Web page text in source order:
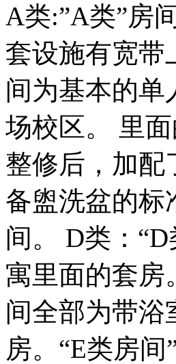
A类:”A类”房
套设施有宽带
间为基本的单
场校区。 里
整修后，加配
备盥洗盆的标
间。 D类：
寓里面的套房
间全部为带浴
房。“E类房